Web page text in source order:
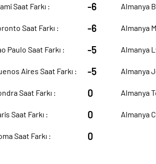
Saat Farkı : -6
Saat Farkı : -6
Paulo Saat Farkı : -5
Aires Saat Farkı : -5
Saat Farkı : 0
Saat Farkı : 0
Saat Farkı : 0
Almanya
Almanya
Almanya
Almanya
Almanya
Almanya